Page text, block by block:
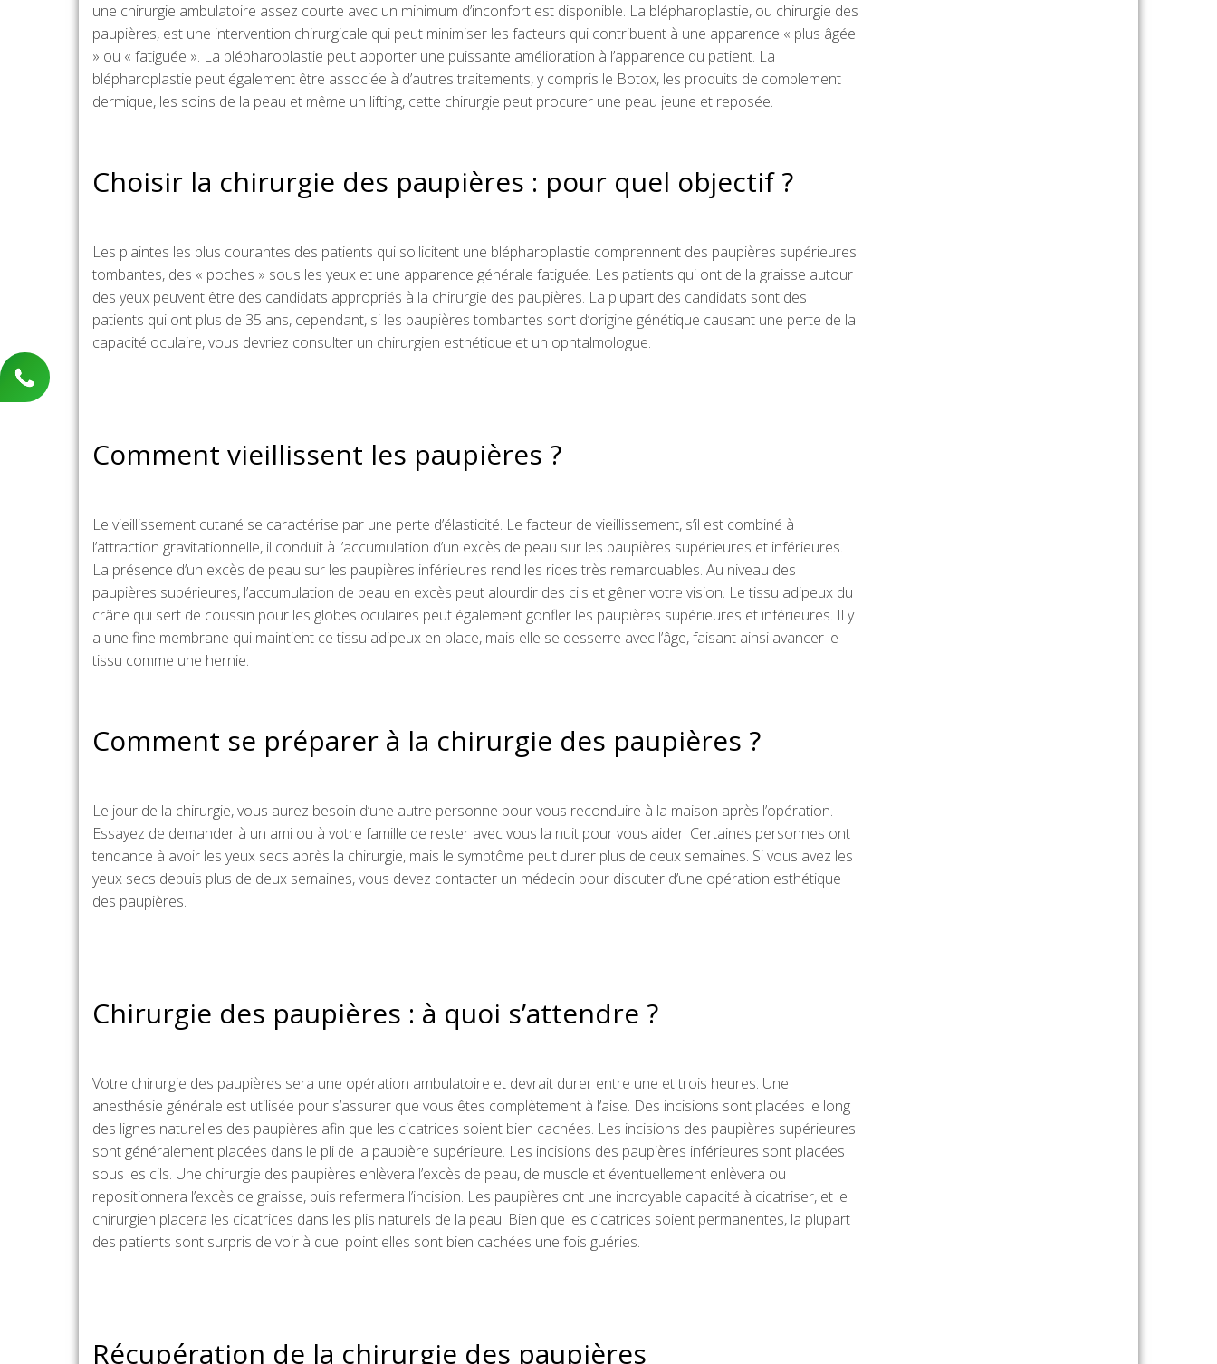
une chirurgie ambulatoire assez courte avec un minimum d’inconfort est disponible. La blépharoplastie, ou chirurgie des
paupières, est une intervention chirurgicale qui peut minimiser les facteurs qui contribuent à une apparence « plus âgée
» ou « fatiguée ». La blépharoplastie peut apporter une puissante amélioration à l’apparence du patient. La
blépharoplastie peut également être associée à d’autres traitements, y compris le Botox, les produits de comblement
dermique, les soins de la peau et même un lifting, cette chirurgie peut procurer une peau jeune et reposée.
Choisir la chirurgie des paupières : pour quel objectif ?
Les plaintes les plus courantes des patients qui sollicitent une blépharoplastie comprennent des paupières supérieures
tombantes, des « poches » sous les yeux et une apparence générale fatiguée. Les patients qui ont de la graisse autour
des yeux peuvent être des candidats appropriés à la chirurgie des paupières. La plupart des candidats sont des
patients qui ont plus de 35 ans, cependant, si les paupières tombantes sont d’origine génétique causant une perte de la
capacité oculaire, vous devriez consulter un chirurgien esthétique et un ophtalmologue.
Comment vieillissent les paupières ?
Le vieillissement cutané se caractérise par une perte d’élasticité. Le facteur de vieillissement, s’il est combiné à
l’attraction gravitationnelle, il conduit à l’accumulation d’un excès de peau sur les paupières supérieures et inférieures.
La présence d’un excès de peau sur les paupières inférieures rend les rides très remarquables. Au niveau des
paupières supérieures, l’accumulation de peau en excès peut alourdir des cils et gêner votre vision. Le tissu adipeux du
crâne qui sert de coussin pour les globes oculaires peut également gonfler les paupières supérieures et inférieures. Il y
a une fine membrane qui maintient ce tissu adipeux en place, mais elle se desserre avec l’âge, faisant ainsi avancer le
tissu comme une hernie.
Comment se préparer à la chirurgie des paupières ?
Le jour de la chirurgie, vous aurez besoin d’une autre personne pour vous reconduire à la maison après l’opération.
Essayez de demander à un ami ou à votre famille de rester avec vous la nuit pour vous aider. Certaines personnes ont
tendance à avoir les yeux secs après la chirurgie, mais le symptôme peut durer plus de deux semaines. Si vous avez les
yeux secs depuis plus de deux semaines, vous devez contacter un médecin pour discuter d’une opération esthétique
des paupières.
Chirurgie des paupières : à quoi s’attendre ?
Votre chirurgie des paupières sera une opération ambulatoire et devrait durer entre une et trois heures. Une
anesthésie générale est utilisée pour s’assurer que vous êtes complètement à l’aise. Des incisions sont placées le long
des lignes naturelles des paupières afin que les cicatrices soient bien cachées. Les incisions des paupières supérieures
sont généralement placées dans le pli de la paupière supérieure. Les incisions des paupières inférieures sont placées
sous les cils. Une chirurgie des paupières enlèvera l’excès de peau, de muscle et éventuellement enlèvera ou
repositionnera l’excès de graisse, puis refermera l’incision. Les paupières ont une incroyable capacité à cicatriser, et le
chirurgien placera les cicatrices dans les plis naturels de la peau. Bien que les cicatrices soient permanentes, la plupart
des patients sont surpris de voir à quel point elles sont bien cachées une fois guéries.
Récupération de la chirurgie des paupières